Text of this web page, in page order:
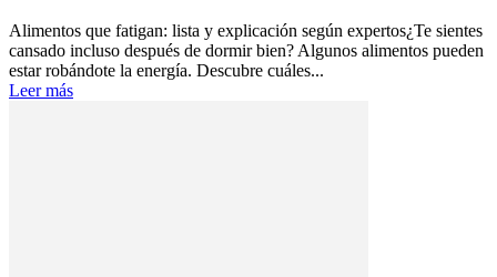
Alimentos que fatigan: lista y explicación según expertos¿Te sientes
cansado incluso después de dormir bien? Algunos alimentos pueden
estar robándote la energía. Descubre cuáles...
Leer más